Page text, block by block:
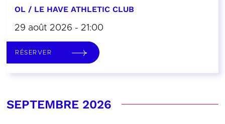
OL / LE HAVE ATHLETIC CLUB
29 août 2026 - 21:00
RÉSERVER
SEPTEMBRE 2026